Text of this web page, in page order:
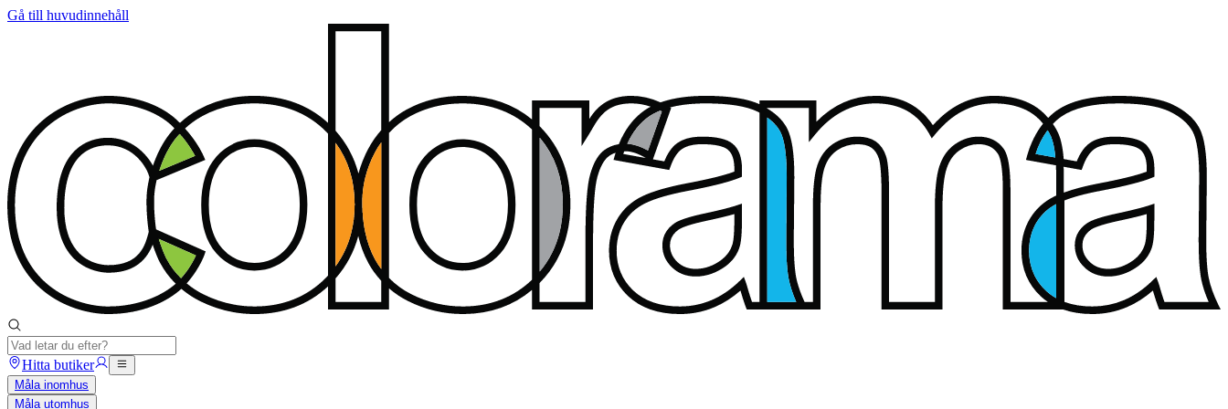
Gå till huvudinnehåll
Hitta butiker
Måla inomhus
Måla utomhus